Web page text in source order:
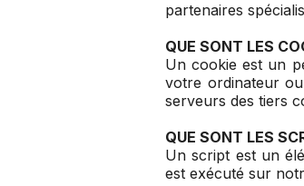
partenaires
QUE SONT LES
Un cookie est un
votre ordinateur
serveurs des tiers
QUE SONT LES
Un script est un
est exécuté sur